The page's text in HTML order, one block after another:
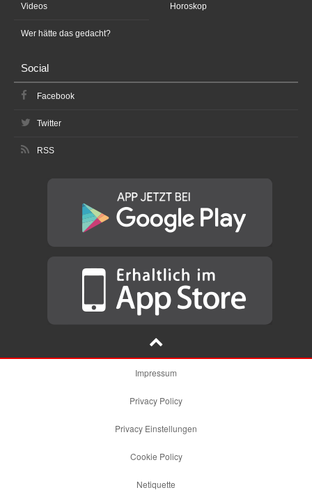
Videos
Wer hätte das gedacht?
Horoskop
Social
Facebook
Twitter
RSS
Impressum
Privacy Policy
Privacy Einstellungen
Cookie Policy
Netiquette